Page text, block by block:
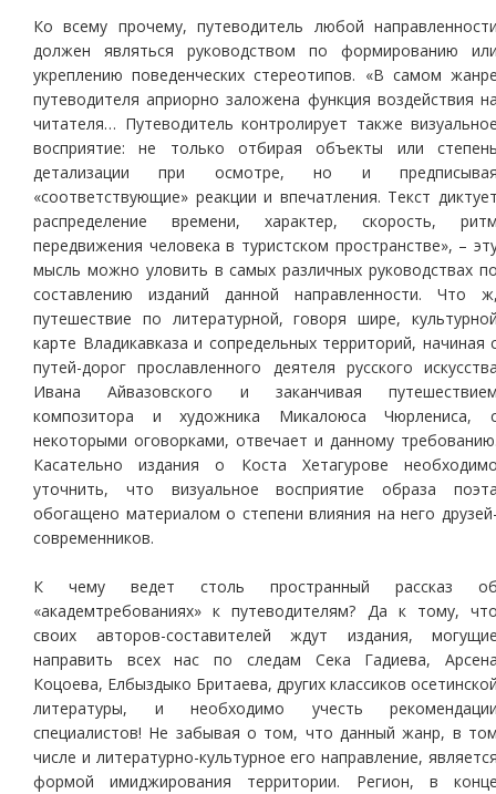
Ко всему прочему, путеводитель любой
должен являться руководством по формированию
укреплению поведенческих стереотипов. «В самом
путеводителя априорно заложена функция воздействия
читателя… Путеводитель контролирует также
восприятие: не только отбирая объекты или
детализации при осмотре, но и
«соответствующие» реакции и впечатления. Текст
распределение времени, характер, скорость,
передвижения человека в туристском пространстве», –
мысль можно уловить в самых различных руководствах
составлению изданий данной направленности. Что
путешествие по литературной, говоря шире,
карте Владикавказа и сопредельных территорий, начиная
путей-дорог прославленного деятеля русского
Ивана Айвазовского и заканчивая
композитора и художника Микалоюса Чюрлениса,
некоторыми оговорками, отвечает и данному
Касательно издания о Коста Хетагурове
уточнить, что визуальное восприятие образа
обогащено материалом о степени влияния на него
современников.
К чему ведет столь пространный рассказ
«академтребованиях» к путеводителям? Да к тому,
своих авторов-составителей ждут издания,
направить всех нас по следам Сека Гадиева,
Коцоева, Елбыздыко Бритаева, других классиков
литературы, и необходимо учесть
специалистов! Не забывая о том, что данный жанр, в
числе и литературно-культурное его направление,
формой имиджирования территории. Регион, в